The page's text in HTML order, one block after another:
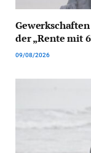
der „Rente mit
09/08/2026